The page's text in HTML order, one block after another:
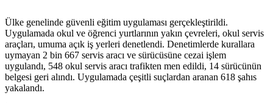
Ülke genelinde güvenli eğitim uygulaması gerçekleştirildi.
Uygulamada okul ve öğrenci yurtlarının yakın çevreleri, okul servis
araçları, umuma açık iş yerleri denetlendi. Denetimlerde kurallara
uymayan 2 bin 667 servis aracı ve sürücüsüne cezai işlem
uygulandı, 548 okul servis aracı trafikten men edildi, 14 sürücünün
belgesi geri alındı. Uygulamada çeşitli suçlardan aranan 618 şahıs
yakalandı.